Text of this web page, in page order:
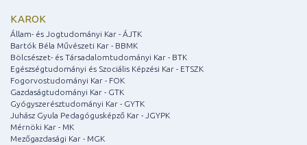
KAROK
Állam- és Jogtudományi Kar - ÁJTK
Bartók Béla Művészeti Kar - BBMK
Bölcsészet- és Társadalomtudományi Kar - BTK
Egészségtudományi és Szociális Képzési Kar - ETSZK
Fogorvostudományi Kar - FOK
Gazdaságtudományi Kar - GTK
Gyógyszerésztudományi Kar - GYTK
Juhász Gyula Pedagógusképző Kar - JGYPK
Mérnöki Kar - MK
Mezőgazdasági Kar - MGK